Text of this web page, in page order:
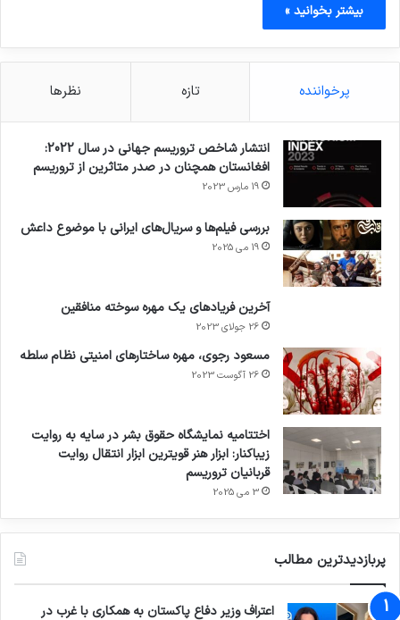
بیشتر بخوانید »
پرخواننده تازه نظرها
انتشار شاخص تروریسم جهانی در سال 2022:
افغانستان همچنان در صدر متاثرین از تروریسم
19 مارس 2023
بررسی فیلم‌ها و سریال‌های ایرانی با موضوع داعش
19 می 2025
آخرین فریادهای یک مهره سوخته منافقین
26 جولای 2023
مسعود رجوی، مهره ساختارهای امنیتی نظام سلطه
26 آگوست 2023
اختتامیه نمایشگاه حقوق بشر در سایه به روایت
زیباکنار: ابزار هنر قویترین ابزار انتقال روایت
قربانیان تروریسم
3 می 2025
پربازدیدترین مطالب
اعتراف وزیر دفاع پاکستان به همکاری با غرب در